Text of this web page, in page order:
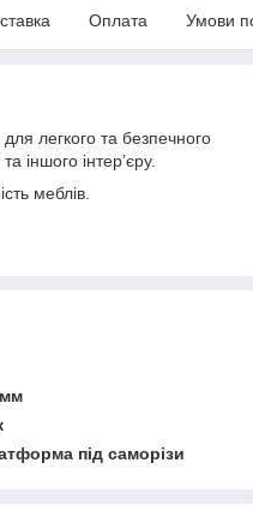
Оплата Умови
легкого та безпечного
іншого інтер’єру.
меблів.
під саморізи